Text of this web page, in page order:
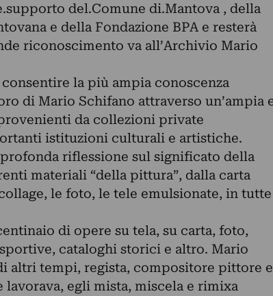
del.Comune di.Mantova , della
e della Fondazione BPA e resterà
riconoscimento va all’Archivio Mario
la più ampia conoscenza
di Mario Schifano attraverso un’ampia
da collezioni private
istituzioni culturali e artistiche.
riflessione sul significato della
materiali “della pittura”, dalla carta
le foto, le tele emulsionate, in tutte
di opere su tela, su carta, foto,
cataloghi storici e altro. Mario
altri tempi, regista, compositore pittore e
egli mista, miscela e rimixa